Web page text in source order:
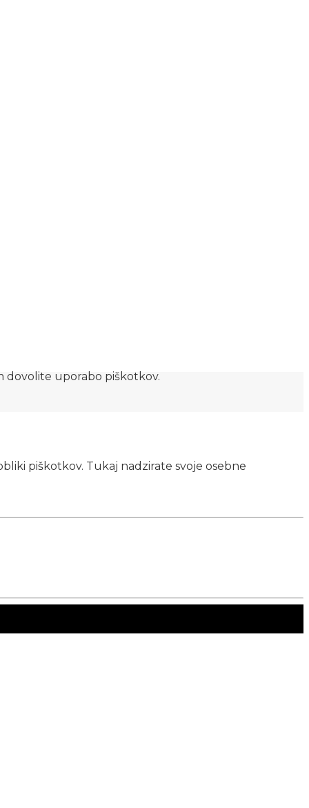
dovolite uporabo piškotkov.
piškotkov. Tukaj nadzirate svoje osebne